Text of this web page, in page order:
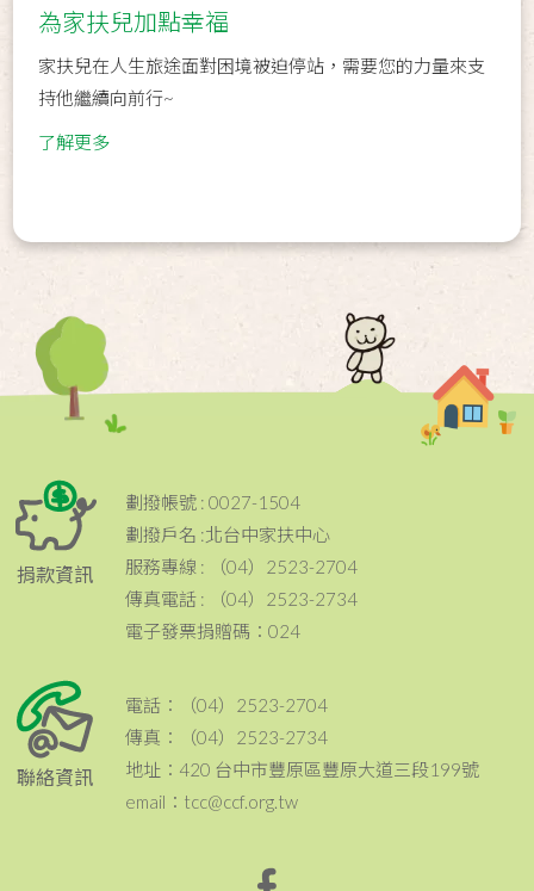
為家扶兒加點幸福
家扶兒在人生旅途面對困境被迫停站，需要您的力量來支
持他繼續向前行~
了解更多
捐款資訊
劃撥帳號 : 0027-1504
劃撥戶名 :北台中家扶中心
服務專線 : （04）2523-2704
傳真電話 : （04）2523-2734
電子發票捐贈碼：024
聯絡資訊
電話：（04）2523-2704
傳真：（04）2523-2734
地址：420 台中市豐原區豐原大道三段199號
email：tcc@ccf.org.tw